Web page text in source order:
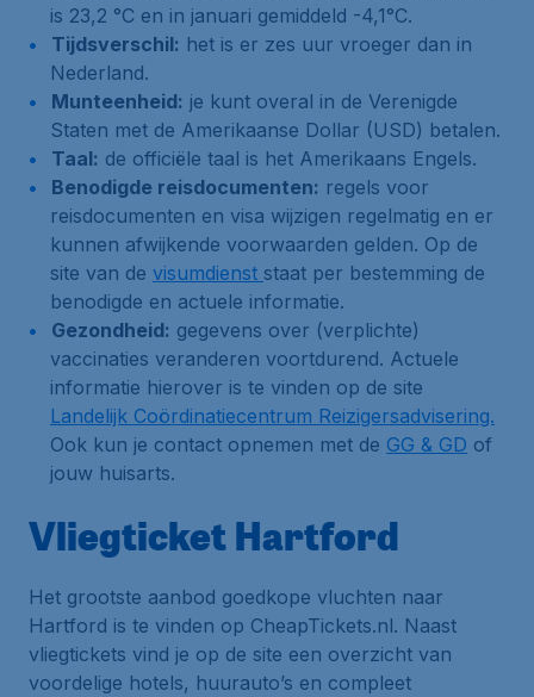
is 23,2 °C en in januari gemiddeld -4,1°C.
Tijdsverschil: het is er zes uur vroeger dan in
Nederland.
Munteenheid: je kunt overal in de Verenigde
Staten met de Amerikaanse Dollar (USD) betalen.
Taal: de officiële taal is het Amerikaans Engels.
Benodigde reisdocumenten: regels voor
reisdocumenten en visa wijzigen regelmatig en er
kunnen afwijkende voorwaarden gelden. Op de
site van de visumdienst staat per bestemming de
benodigde en actuele informatie.
Gezondheid: gegevens over (verplichte)
vaccinaties veranderen voortdurend. Actuele
informatie hierover is te vinden op de site
Landelijk Coördinatiecentrum Reizigersadvisering.
Ook kun je contact opnemen met de GG & GD of
jouw huisarts.
Vliegticket Hartford
Het grootste aanbod goedkope vluchten naar
Hartford is te vinden op CheapTickets.nl. Naast
vliegtickets vind je op de site een overzicht van
voordelige hotels, huurauto’s en compleet